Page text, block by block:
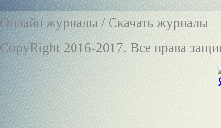
Онлайн журналы / Скачать журналы
CopyRight 2016-2017. Все права